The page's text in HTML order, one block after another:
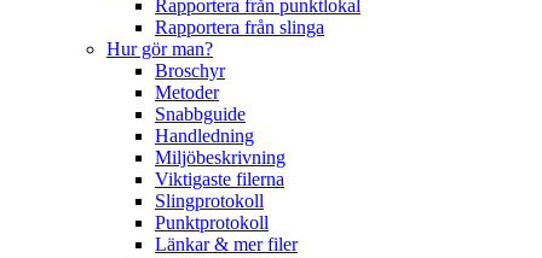
Rapportera från punktlokal
Rapportera från slinga
Hur gör man?
Broschyr
Metoder
Snabbguide
Handledning
Miljöbeskrivning
Viktigaste filerna
Slingprotokoll
Punktprotokoll
Länkar & mer filer